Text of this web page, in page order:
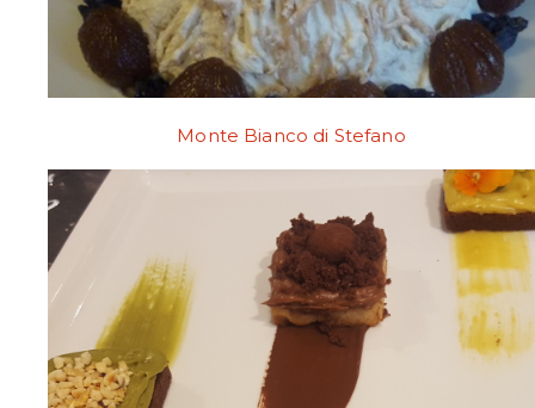
Monte Bianco di Stefano